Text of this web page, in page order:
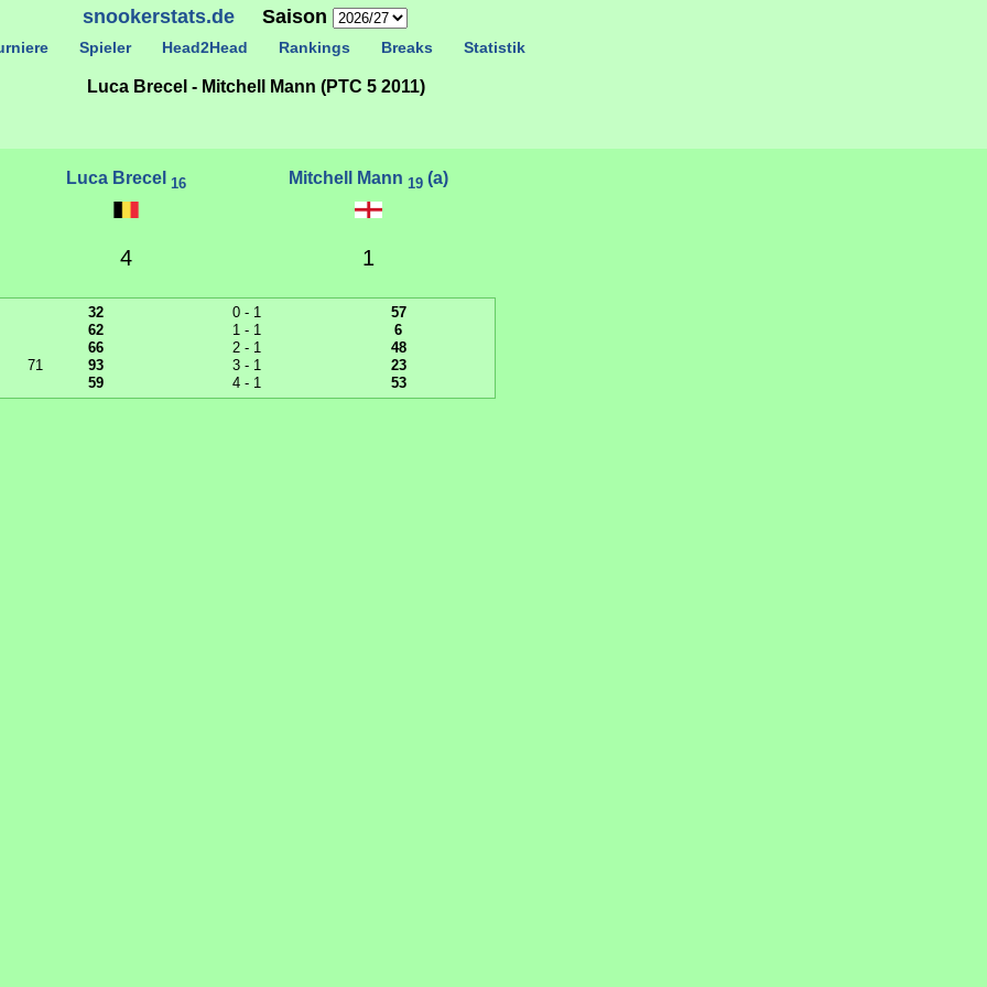
snookerstats.deSaison
Spieler Head2Head Rankings Breaks Statistik
Luca Brecel - Mitchell Mann (PTC 5 2011)
Luca Brecel 16 Mitchell Mann 19(a)
4 1
32 0 - 1
57
62
1 - 1
6
66
2 - 1
48
71
93 3 - 1
23
59
4 - 1 53